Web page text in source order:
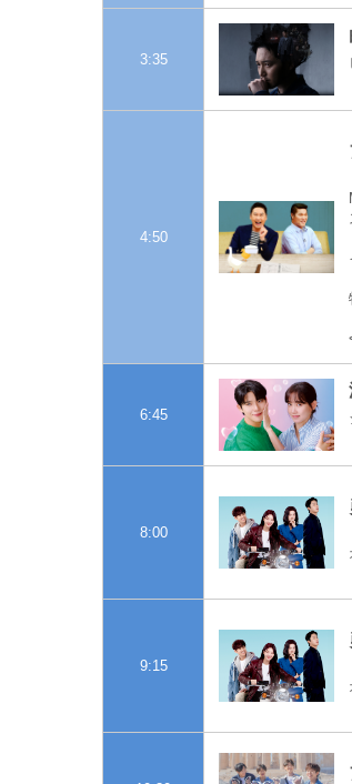
3:35
4:50
6:45
8:00
9:15